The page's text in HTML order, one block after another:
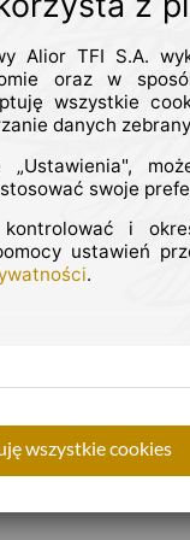
PLN 0,26%
PLN -0,36%
USD 0,04 %
EUR 0,00%
TFI
na Bliskim
Alior TFI S.A.
oraz w
wszystkie
danych
„Ustawienia",
swoje
kontrolować i
ustawień
.
wszystkie cookies